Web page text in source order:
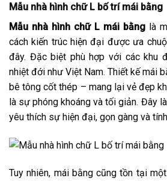
Mẫu nhà hình chữ L bố trí mái bằng
Mẫu nhà hình chữ L mái bằng là
cách kiến trúc hiện đại được ưa
đây. Đặc biệt phù hợp với các khu
nhiệt đới như Việt Nam. Thiết kế mái
bê tông cốt thép – mang lại vẻ đẹp
là sự phóng khoáng và tối giản. Đây
yêu thích sự hiện đại, gọn gàng và
Tuy nhiên, mái bằng cũng tồn tại